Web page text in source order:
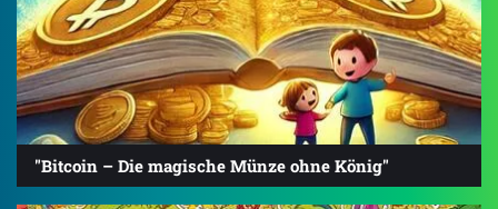
"Bitcoin – Die magische Münze ohne König"